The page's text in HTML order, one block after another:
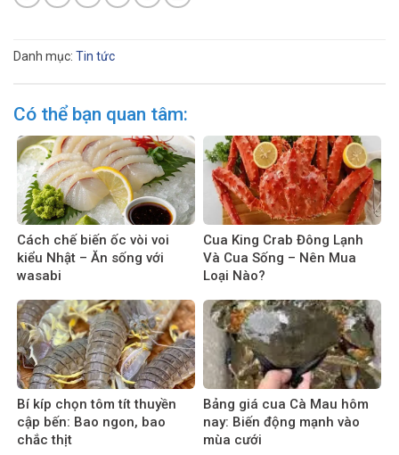
Danh mục: Tin tức
Có thể bạn quan tâm:
Cách chế biến ốc vòi voi
kiểu Nhật – Ăn sống với
wasabi
Cua King Crab Đông Lạnh
Và Cua Sống – Nên Mua
Loại Nào?
Bí kíp chọn tôm tít thuyền
cập bến: Bao ngon, bao
chắc thịt
Bảng giá cua Cà Mau hôm
nay: Biến động mạnh vào
mùa cưới